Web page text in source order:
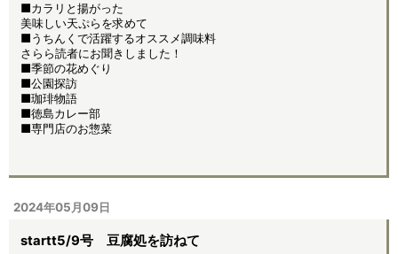
■カラリと揚がった
美味しい天ぷらを求めて
■うちんくで活躍するオススメ調味料
さらら読者にお聞きしました！
■季節の花めぐり
■公園探訪
■珈琲物語
■徳島カレー部
■専門店のお惣菜
2024年05月09日
startt5/9号 豆腐処を訪ねて